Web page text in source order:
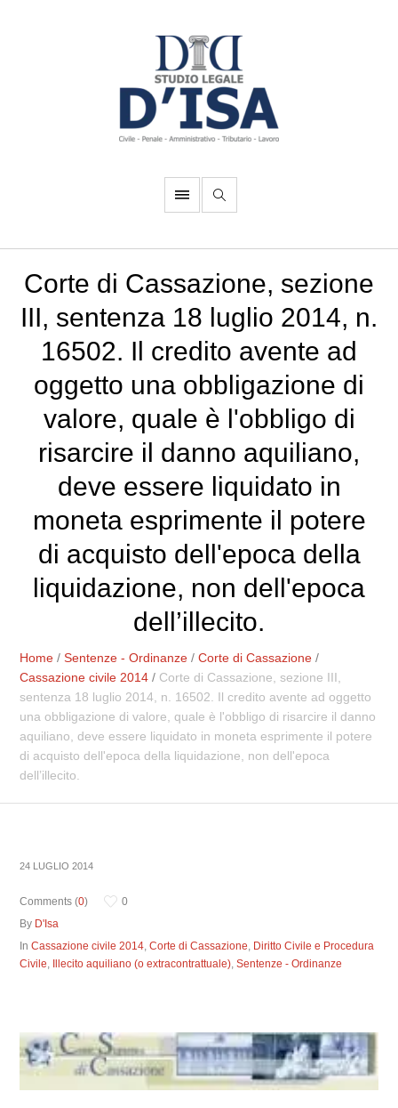
Corte di Cassazione, sezione
III, sentenza 18 luglio 2014, n.
16502. Il credito avente ad
oggetto una obbligazione di
valore, quale è l'obbligo di
risarcire il danno aquiliano,
deve essere liquidato in
moneta esprimente il potere
di acquisto dell'epoca della
liquidazione, non dell'epoca
dell’illecito.
Home /Sentenze - Ordinanze /Corte di Cassazione /
Cassazione civile 2014 / Corte di Cassazione, sezione III,
sentenza 18 luglio 2014, n. 16502. Il credito avente ad oggetto
una obbligazione di valore, quale è l'obbligo di risarcire il danno
aquiliano, deve essere liquidato in moneta esprimente il potere
di acquisto dell'epoca della liquidazione, non dell'epoca
dell’illecito.
24 LUGLIO 2014
Comments (0)
0
By D'Isa
InCassazione civile 2014,Corte di Cassazione, Diritto Civile e Procedura
Civile, Illecito aquiliano (o extracontrattuale),Sentenze - Ordinanze